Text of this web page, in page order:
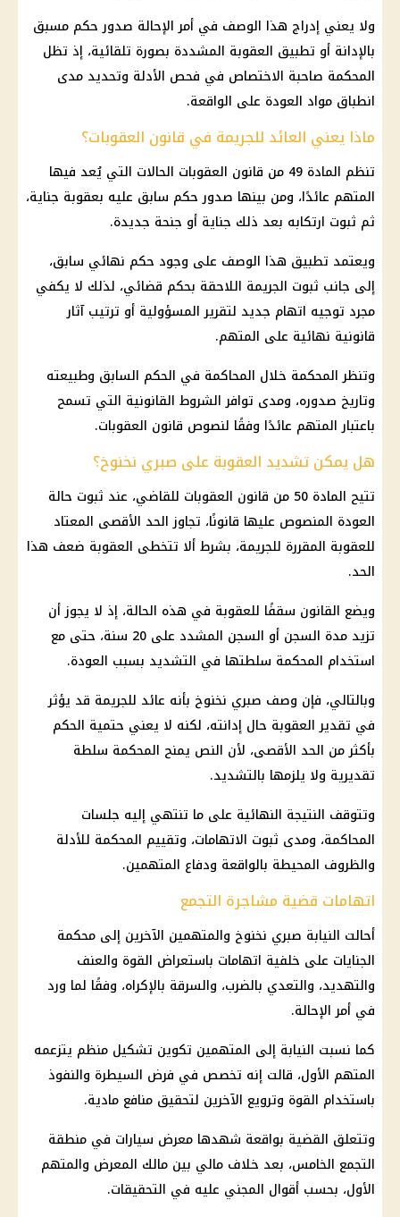
ولا يعني إدراج هذا الوصف في أمر الإحالة صدور حكم مسبق
بالإدانة أو تطبيق العقوبة المشددة بصورة تلقائية، إذ تظل
المحكمة صاحبة الاختصاص في فحص الأدلة وتحديد مدى
انطباق مواد العودة على الواقعة.
ماذا يعني العائد للجريمة في قانون العقوبات؟
تنظم المادة 49 من قانون العقوبات الحالات التي يُعد فيها
المتهم عائدًا، ومن بينها صدور حكم سابق عليه بعقوبة جناية،
ثم ثبوت ارتكابه بعد ذلك جناية أو جنحة جديدة.
ويعتمد تطبيق هذا الوصف على وجود حكم نهائي سابق،
إلى جانب ثبوت الجريمة اللاحقة بحكم قضائي، لذلك لا يكفي
مجرد توجيه اتهام جديد لتقرير المسؤولية أو ترتيب آثار
قانونية نهائية على المتهم.
وتنظر المحكمة خلال المحاكمة في الحكم السابق وطبيعته
وتاريخ صدوره، ومدى توافر الشروط القانونية التي تسمح
باعتبار المتهم عائدًا وفقًا لنصوص قانون العقوبات.
هل يمكن تشديد العقوبة على صبري نخنوخ؟
تتيح المادة 50 من قانون العقوبات للقاضي، عند ثبوت حالة
العودة المنصوص عليها قانونًا، تجاوز الحد الأقصى المعتاد
للعقوبة المقررة للجريمة، بشرط ألا تتخطى العقوبة ضعف هذا
الحد.
ويضع القانون سقفًا للعقوبة في هذه الحالة، إذ لا يجوز أن
تزيد مدة السجن أو السجن المشدد على 20 سنة، حتى مع
استخدام المحكمة سلطتها في التشديد بسبب العودة.
وبالتالي، فإن وصف صبري نخنوخ بأنه عائد للجريمة قد يؤثر
في تقدير العقوبة حال إدانته، لكنه لا يعني حتمية الحكم
بأكثر من الحد الأقصى، لأن النص يمنح المحكمة سلطة
تقديرية ولا يلزمها بالتشديد.
وتتوقف النتيجة النهائية على ما تنتهي إليه جلسات
المحاكمة، ومدى ثبوت الاتهامات، وتقييم المحكمة للأدلة
والظروف المحيطة بالواقعة ودفاع المتهمين.
اتهامات قضية مشاجرة التجمع
أحالت النيابة صبري نخنوخ والمتهمين الآخرين إلى محكمة
الجنايات على خلفية اتهامات باستعراض القوة والعنف
والتهديد، والتعدي بالضرب، والسرقة بالإكراه، وفقًا لما ورد
في أمر الإحالة.
كما نسبت النيابة إلى المتهمين تكوين تشكيل منظم يتزعمه
المتهم الأول، قالت إنه تخصص في فرض السيطرة والنفوذ
باستخدام القوة وترويع الآخرين لتحقيق منافع مادية.
وتتعلق القضية بواقعة شهدها معرض سيارات في منطقة
التجمع الخامس، بعد خلاف مالي بين مالك المعرض والمتهم
الأول، بحسب أقوال المجني عليه في التحقيقات.